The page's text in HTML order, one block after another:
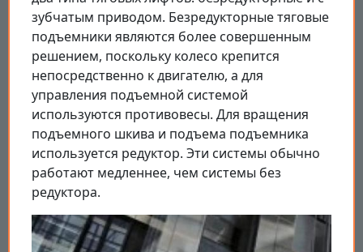
зубчатым приводом. Безредукторные тяговые
подъемники являются более совершенным
решением, поскольку колесо крепится
непосредственно к двигателю, а для
управления подъемной системой
используются противовесы. Для вращения
подъемного шкива и подъема подъемника
используется редуктор. Эти системы обычно
работают медленнее, чем системы без
редуктора.